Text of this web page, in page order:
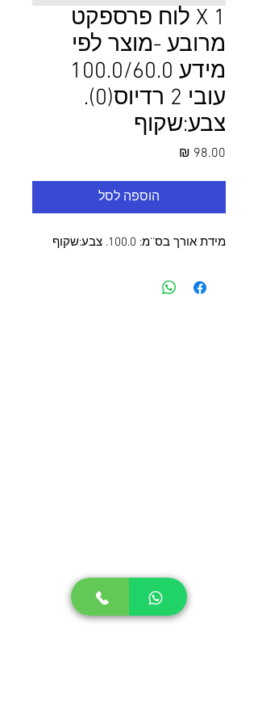
1 X לוח פרספקט
מרובע -מוצר לפי
מידע 100.0/60.0
עובי 2 רדיוס(0).
צבע:שקוף
הוספה לסל
מידת אורך בס''מ: 100.0. צבע:שקוף